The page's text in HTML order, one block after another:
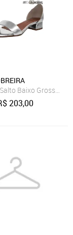
Mod. 4080
Baixo Grosso
203,00